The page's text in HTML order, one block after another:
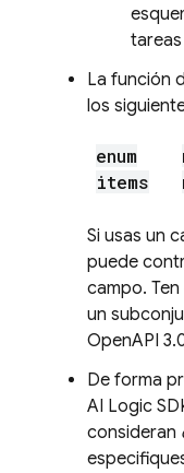
La función
los
enum
items
Si usas un
puede
campo.
un
OpenAPI
De forma
AI Logic
consideran